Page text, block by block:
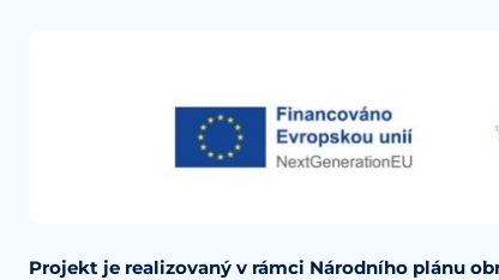
Projekt je realizovaný v rámci Národního plánu